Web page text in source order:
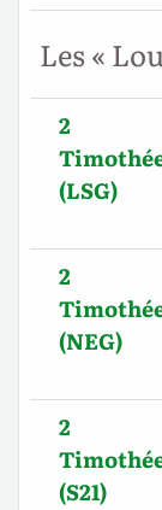
Les «
2
(LSG)
2
(NEG)
2
(S21)